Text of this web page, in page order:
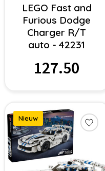
LEGO Fast and
Furious Dodge
Charger R/T
auto - 42231
127.50
Nieuw